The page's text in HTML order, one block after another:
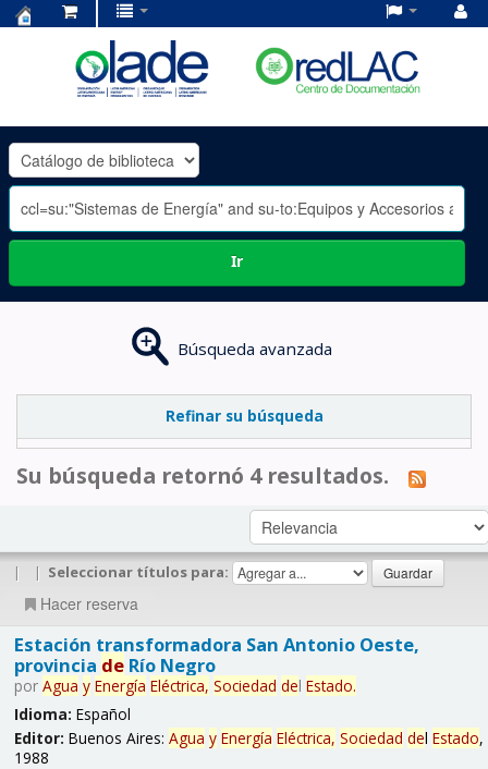
OLADE
-
Ir
Búsqueda avanzada
Refinar su búsqueda
Su búsqueda retornó 4 resultados.
| | Seleccionar títulos para:
Hacer reserva
Estación transformadora San Antonio Oeste,
provincia deRío Negro
por Agua y Energía Eléctrica, Sociedad del Estado.
Idioma: Español
Editor: Buenos Aires: Agua y Energía Eléctrica, Sociedad del Estado,
1988